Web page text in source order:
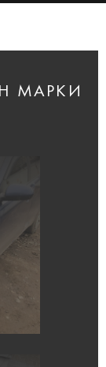
МАРКИ